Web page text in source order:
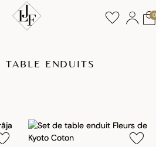
0
TABLE ENDUITS